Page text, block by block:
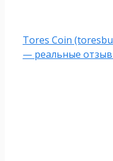
Tores Coin
— реальные